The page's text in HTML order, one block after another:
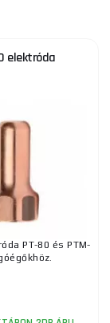
elektróda
PT-80 és PTM-